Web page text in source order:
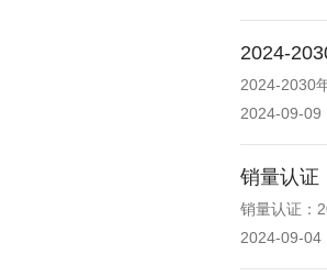
2024-
2024-2030
2024-09-09
销量认证
销量认证：
2024-09-04